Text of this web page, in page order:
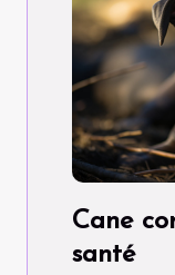
Cane
santé